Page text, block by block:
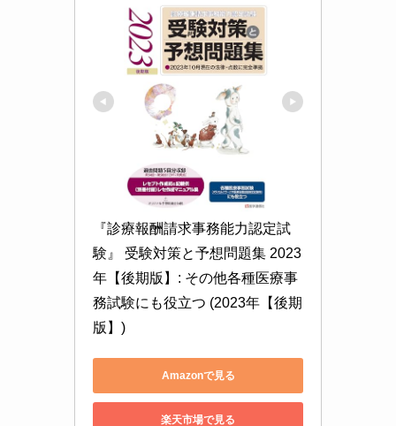
『診療報酬請求事務能力認定試
験』 受験対策と予想問題集 2023
年【後期版】: その他各種医療事
務試験にも役立つ (2023年【後期
版】)
Amazonで見る
楽天市場で見る